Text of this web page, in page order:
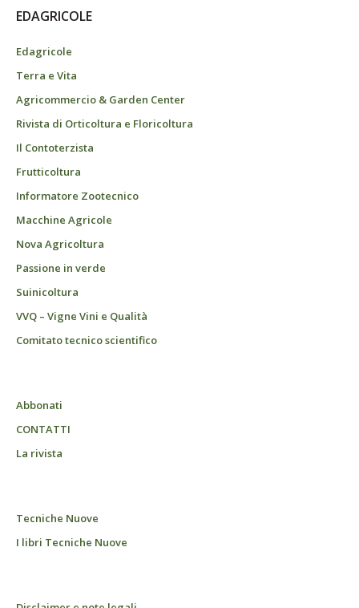
EDAGRICOLE
Edagricole
Terra e Vita
Agricommercio & Garden Center
Rivista di Orticoltura e Floricoltura
Il Contoterzista
Frutticoltura
Informatore Zootecnico
Macchine Agricole
Nova Agricoltura
Passione in verde
Suinicoltura
VVQ – Vigne Vini e Qualità
Comitato tecnico scientifico
Abbonati
CONTATTI
La rivista
Tecniche Nuove
I libri Tecniche Nuove